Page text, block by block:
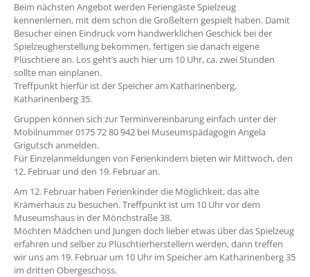
Beim nächsten Angebot werden Feriengäste Spielzeug
kennenlernen, mit dem schon die Großeltern gespielt haben. Damit
Besucher einen Eindruck vom handwerklichen Geschick bei der
Spielzeugherstellung bekommen, fertigen sie danach eigene
Plüschtiere an. Los geht‘s auch hier um 10 Uhr, ca. zwei Stunden
sollte man einplanen.
Treffpunkt hierfür ist der Speicher am Katharinenberg,
Katharinenberg 35.
Gruppen können sich zur Terminvereinbarung einfach unter der
Mobilnummer 0175 72 80 942 bei Museumspädagogin Angela
Grigutsch anmelden.
Für Einzelanmeldungen von Ferienkindern bieten wir Mittwoch, den
12. Februar und den 19. Februar an.
Am 12. Februar haben Ferienkinder die Möglichkeit, das alte
Krämerhaus zu besuchen. Treffpunkt ist um 10 Uhr vor dem
Museumshaus in der Mönchstraße 38.
Möchten Mädchen und Jungen doch lieber etwas über das Spielzeug
erfahren und selber zu Plüschtierherstellern werden, dann treffen
wir uns am 19. Februar um 10 Uhr im Speicher am Katharinenberg 35
im dritten Obergeschoss.